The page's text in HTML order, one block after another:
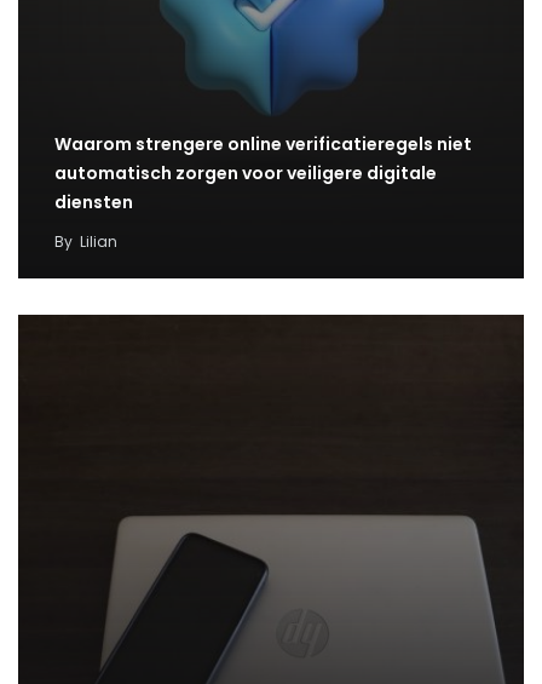
Waarom strengere online verificatieregels niet
automatisch zorgen voor veiligere digitale
diensten
By Lilian